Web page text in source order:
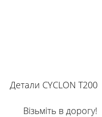
Детали CYCLON T200
Візьміть в дорогу!